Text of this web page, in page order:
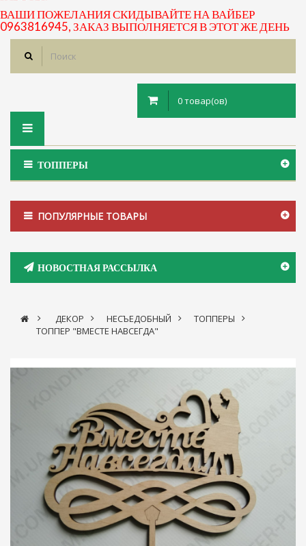
ВАШИ ПОЖЕЛАНИЯ СКИДЫВАЙТЕ НА ВАЙБЕР
0963816945, ЗАКАЗ ВЫПОЛНЯЕТСЯ В ЭТОТ ЖЕ ДЕНЬ
0 товар(ов)
Toggle
ТОППЕРЫ
ПОПУЛЯРНЫЕ ТОВАРЫ
НОВОСТНАЯ РАССЫЛКА
> ДЕКОР > НЕСЪЕДОБНЫЙ >
ТОППЕРЫ
ТОППЕР "ВМЕСТЕ НАВСЕГДА"